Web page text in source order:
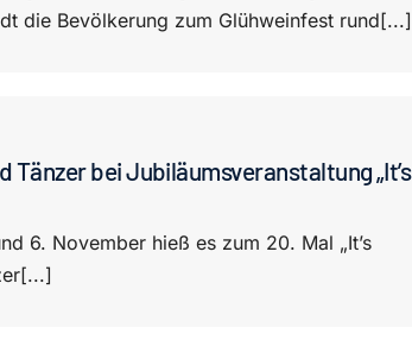
die Bevölkerung zum Glühweinfest rund[...]
Tänzer bei Jubiläumsveranstaltung „It’s
6. November hieß es zum 20. Mal „It’s